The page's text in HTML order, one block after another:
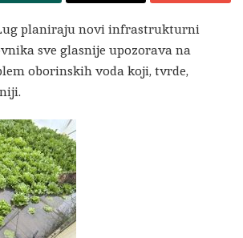
planiraju novi infrastrukturni
sve glasnije upozorava na
oborinskih voda koji, tvrde,